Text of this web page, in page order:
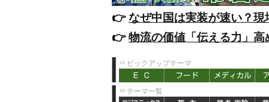
👉️なぜ中国は実装が速い？
👉️物流の価値「伝える力」
ピックアップテーマ
テーマ一覧